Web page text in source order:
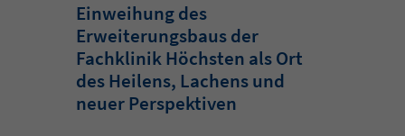
Einweihung des
Erweiterungsbaus der
Fachklinik Höchsten als Ort
des Heilens, Lachens und
neuer Perspektiven